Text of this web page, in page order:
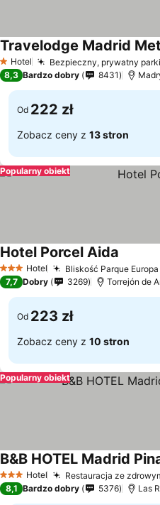
1 Kategoria
Hotel Bezpieczny, prywatny
Travelodge Madrid
8,3 Bardzo dobry 8431
Od 222 zł
Zobacz ceny z 13 stron
Popularny obiekt
3 Kategoria
Hotel Bliskość Parque Europa
Hotel Porcel Aida
7,7 Dobry 3269 Torrejón de
Od 223 zł
Zobacz ceny z 10 stron
Popularny obiekt
3 Kategoria
Hotel Restauracja ze
B&B HOTEL Madrid
8,1 Bardzo dobry 5376 Las